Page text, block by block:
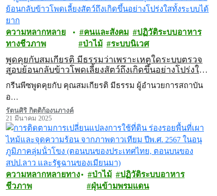
ความหลากหลาย
ทางชีวภาพ
คนและสังคม
ปฏิวัติระบบอาหาร
ป่าไม้
ระบบนิเวศ
พูดคุยกับสมเกียรติ มีธรรมว่าเพราะเหตุใดระบบตรวจ
สอบย้อนกลับข้าวโพดเลี้ยงสัตว์ถึงเกิดขึ้นอย่างโปร่งใส
ทั้งระบบได้ยาก
กรีนพีซพูดคุยกับ คุณสมเกียรติ มีธรรม ผู้อำนวยการสถาบัน
อ…
รัตนศิริ กิตติก้องนภางค์
21 มีนาคม 2025
ความหลากหลายทาง
ชีวภาพ
ป่าไม้
ปฏิวัติระบบอาหาร
ฝุ่นข้ามพรมแดน